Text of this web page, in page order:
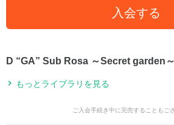
入会する
D “GA” Sub Rosa ～Secret garden～
もっとライブラリを見る
ご入会手続き中に完売することもご